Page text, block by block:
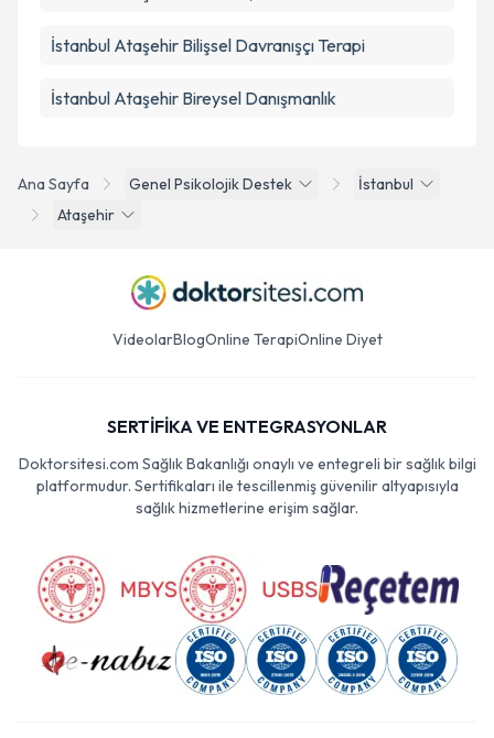
Ana Sayfa Genel Psikolojik Destek
İstanbul
Ataşehir
İstanbul Ataşehir Bilişsel Davranışçı Terapi
İstanbul Ataşehir Bireysel Danışmanlık
VideolarBlogOnline TerapiOnline Diyet
SERTİFİKA VE ENTEGRASYONLAR
Doktorsitesi.com Sağlık Bakanlığı onaylı ve entegreli bir sağlık bilgi
platformudur. Sertifikaları ile tescillenmiş güvenilir altyapısıyla
sağlık hizmetlerine erişim sağlar.